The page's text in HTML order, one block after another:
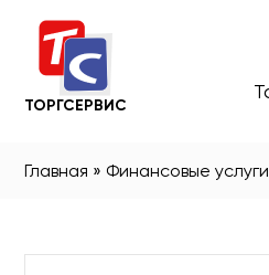
ТОРГСЕРВИС
Главная » Финансовые услуги